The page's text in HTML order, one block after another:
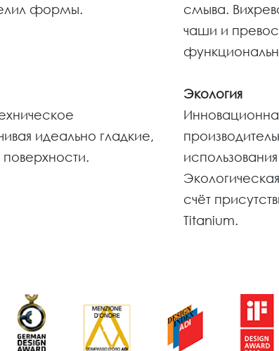
формы.
смыва.
чаши и
идеально гладкие,
Экология
счёт
Titanium.